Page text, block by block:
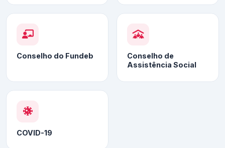
Conselho do Fundeb
Conselho de
Assistência Social
COVID-19